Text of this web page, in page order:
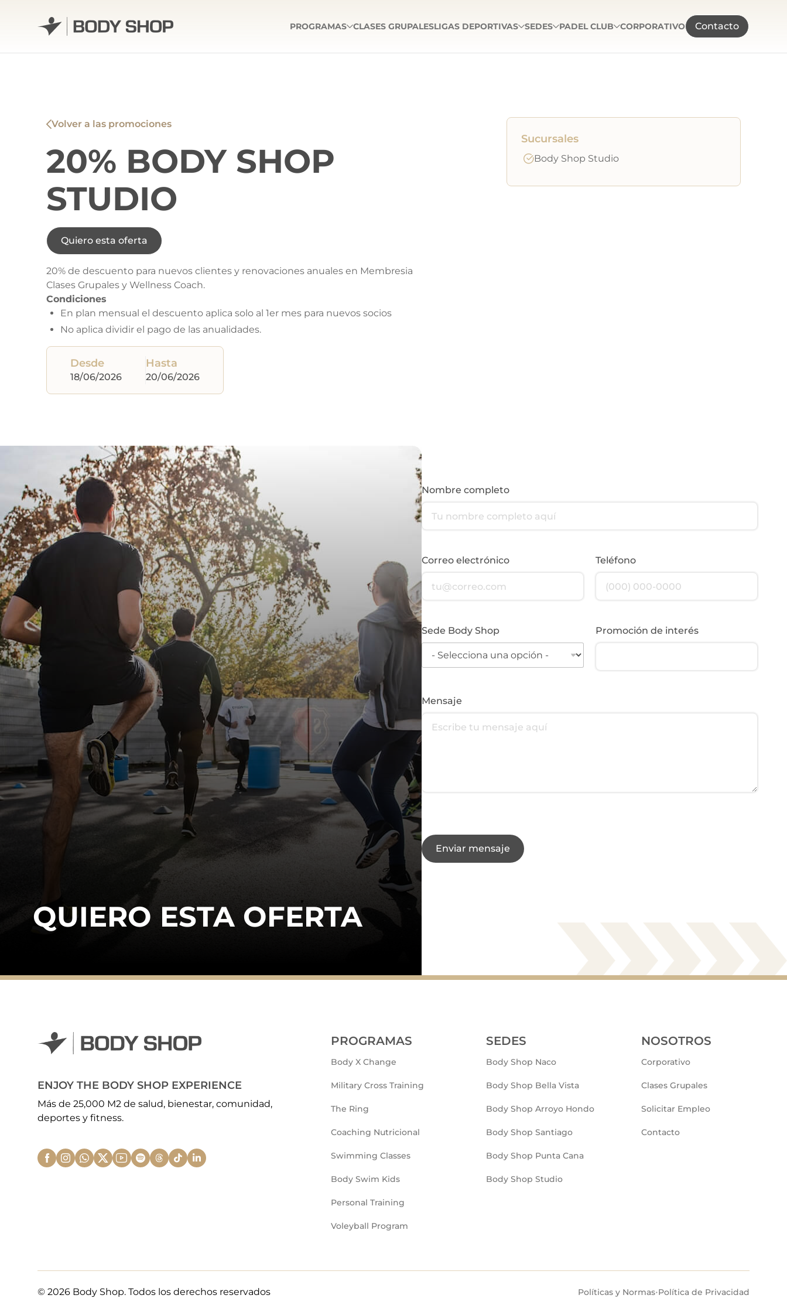
PROGRAMAS CLASES GRUPALESLIGAS DEPORTIVAS SEDES PADEL CLUB CORPORATIVO Contacto
Volver a las promociones
20% BODY SHOP
STUDIO
Quiero esta oferta
20% de descuento para nuevos clientes y renovaciones anuales en Membresia
Clases Grupales y Wellness Coach.
Condiciones
En plan mensual el descuento aplica solo al 1er mes para nuevos socios
No aplica dividir el pago de las anualidades.
Desde
18/06/2026
Hasta
20/06/2026
Sucursales
Body Shop Studio
QUIERO ESTA OFERTA
Nombre completo
Correo electrónico Teléfono
Sede Body Shop Promoción de interés
Mensaje
Enviar mensaje
ENJOY THE BODY SHOP EXPERIENCE
Más de 25,000 M2 de salud, bienestar, comunidad,
deportes y fitness.
PROGRAMAS
Body X Change
Military Cross Training
The Ring
Coaching Nutricional
Swimming Classes
Body Swim Kids
Personal Training
Voleyball Program
SEDES
Body Shop Naco
Body Shop Bella Vista
Body Shop Arroyo Hondo
Body Shop Santiago
Body Shop Punta Cana
Body Shop Studio
NOSOTROS
Corporativo
Clases Grupales
Solicitar Empleo
Contacto
© 2026 Body Shop. Todos los derechos reservados Políticas y Normas•Política de Privacidad